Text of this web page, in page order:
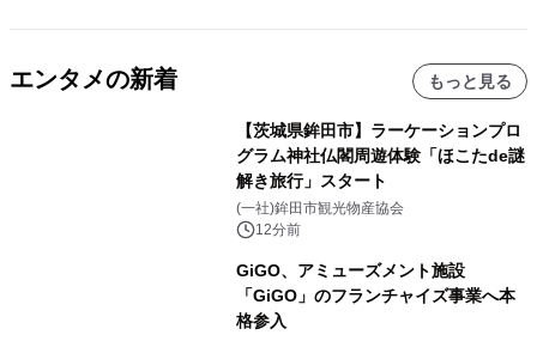
エンタメの新着 もっと見る
【茨城県鉾田市】ラーケーションプロ
グラム神社仏閣周遊体験「ほこたde謎
解き旅行」スタート
(一社)鉾田市観光物産協会
12分前
GiGO、アミューズメント施設
「GiGO」のフランチャイズ事業へ本
格参入